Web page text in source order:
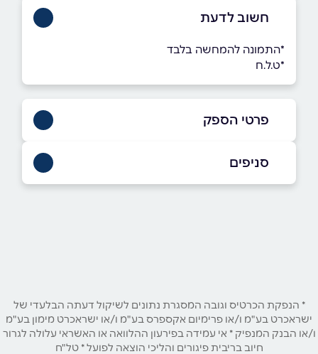
חשוב לדעת
*התמונה להמחשה בלבד
*ט.ל.ח
פרטי הספק
באתר בפייסבוק
טלפון*
אימייל *
סניפים
* הנפקת הכרטיס וגובה המסגרת נתונים לשיקול דעתה הבלעדי של
ישראכרט בע"מ ו/או פרימיום אקספרס בע"מ ו/או ישראכרט מימון בע"מ
ו/או הבנק המנפיק * אי עמידה בפירעון ההלוואה או האשראי עלולה לגרור
חיוב בריבית פיגורים והליכי הוצאה לפועל * טל"ח